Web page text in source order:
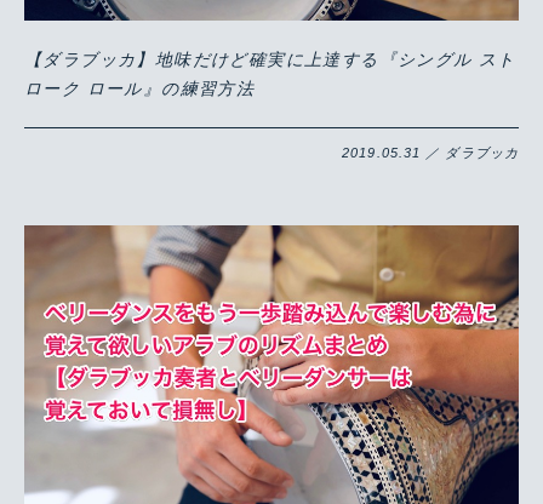
【ダラブッカ】地味だけど確実に上達する『シングル スト
ローク ロール』の練習方法
2019.05.31 ／ ダラブッカ